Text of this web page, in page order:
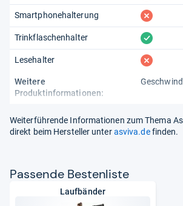
Smartphonehalterung fehlt
Trinkflaschenhalter vorhanden
Lesehalter fehlt
Weitere
Produktinformationen:
Weiterführende Informationen zum Thema
direkt beim Hersteller unterasviva.definden.
Pas­sende Bes­ten­liste
Laufbänder